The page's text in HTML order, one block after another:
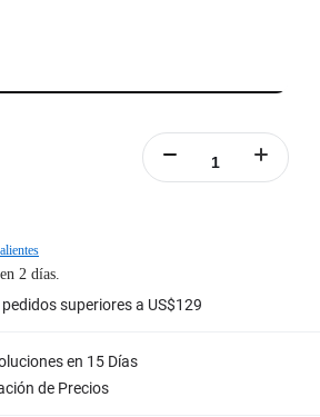
2 días.
superiores a US$129
en 15 Días
de Precios